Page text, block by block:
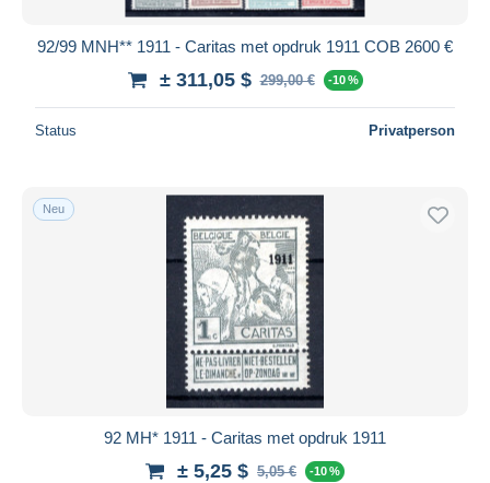
92/99 MNH** 1911 - Caritas met opdruk 1911 COB 2600 €
± 311,05 $ 299,00 € -10 %
Status Privatperson
Neu
92 MH* 1911 - Caritas met opdruk 1911
± 5,25 $ 5,05 € -10 %